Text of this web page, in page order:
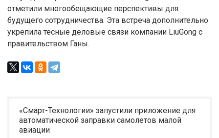
отметили многообещающие перспективы для
будущего сотрудничества. Эта встреча дополнительно
укрепила тесные деловые связи компании LiuGong с
правительством Ганы.
«Смарт-Технологии» запустили приложение для
автоматической заправки самолетов малой
авиации